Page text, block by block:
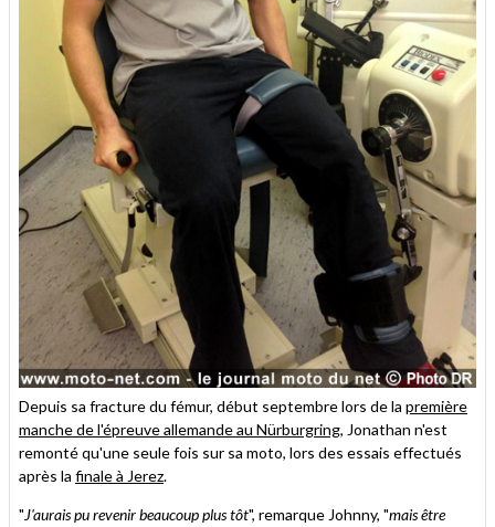
Depuis sa fracture du fémur, début septembre lors de la première
manche de l'épreuve allemande au Nürburgring, Jonathan n'est
remonté qu'une seule fois sur sa moto, lors des essais effectués
après la finale à Jerez.
"J'aurais pu revenir beaucoup plus tôt", remarque Johnny, "mais être